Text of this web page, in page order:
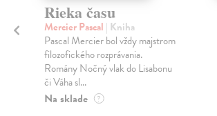
Rieka času
Mercier Pascal | Kniha
Pascal Mercier bol vždy majstrom
filozofického rozprávania.
Romány Nočný vlak do Lisabonu
či Váha sl...
Na sklade ?